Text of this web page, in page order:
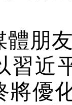
體朋
習近
將優